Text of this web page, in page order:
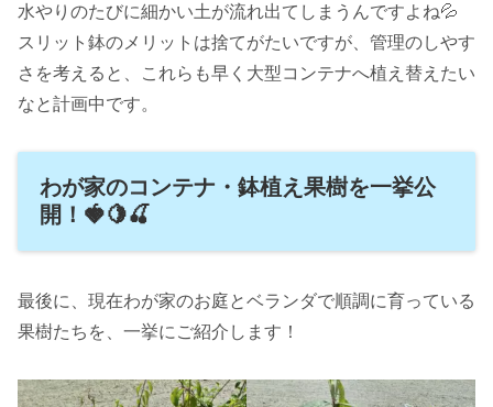
水やりのたびに細かい土が流れ出てしまうんですよね💦
スリット鉢のメリットは捨てがたいですが、管理のしやす
さを考えると、これらも早く大型コンテナへ植え替えたい
なと計画中です。
わが家のコンテナ・鉢植え果樹を一挙公
開！🍓🍋🍒
最後に、現在わが家のお庭とベランダで順調に育っている
果樹たちを、一挙にご紹介します！